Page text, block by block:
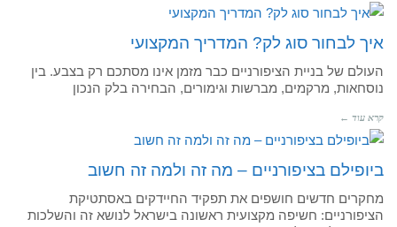
איך לבחור סוג לק? המדריך המקצועי
העולם של בניית הציפורניים כבר מזמן אינו מסתכם רק בצבע. בין
נוסחאות, מרקמים, מברשות וגימורים, הבחירה בלק הנכון
קרא עוד ←
ביופילם בציפורניים – מה זה ולמה זה חשוב
מחקרים חדשים חושפים את תפקיד החיידקים באסתטיקת
הציפורניים: חשיפה מקצועית ראשונה בישראל לנושא זה והשלכות